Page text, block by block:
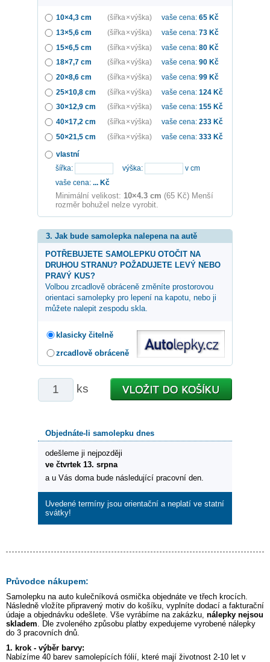
10×4,3 cm (šířka × výška) vaše cena: 65 Kč
13×5,6 cm
(šířka × výška) vaše cena: 73 Kč
15×6,5 cm
(šířka × výška) vaše cena: 80 Kč
18×7,7 cm
(šířka × výška) vaše cena: 90 Kč
20×8,6 cm
(šířka × výška) vaše cena: 99 Kč
25×10,8 cm
(šířka × výška) vaše cena: 124 Kč
30×12,9 cm
(šířka × výška) vaše cena: 155 Kč
40×17,2 cm
(šířka × výška) vaše cena: 233 Kč
50×21,5 cm
(šířka × výška) vaše cena: 333 Kč
vlastní
šířka:
výška:
v cm
vaše cena: ... Kč
Minimální velikost: 10×4.3 cm (65 Kč) Menší
rozměr bohužel nelze vyrobit.
3. Jak bude samolepka nalepena na autě
POTŘEBUJETE SAMOLEPKU OTOČIT NA
DRUHOU STRANU? POŽADUJETE LEVÝ NEBO
PRAVÝ KUS?
Volbou zrcadlově obráceně změníte prostorovou
orientaci samolepky pro lepení na kapotu, nebo ji
můžete nalepit zespodu skla.
klasicky čitelně
zrcadlově obráceně
ks
Objednáte-li samolepku dnes
odešleme ji nejpozději
ve čtvrtek 13. srpna
a u Vás doma bude následující pracovní den.
Uvedené termíny jsou orientační a neplatí ve statní
svátky!
Průvodce nákupem:
Samolepku na auto kulečníková osmičkaobjednáte ve třech krocích.
Následně vložíte připravený motiv do košíku, vyplníte dodací a fakturační
údaje a objednávku odešlete. Vše vyrábíme na zakázku, nálepky nejsou
skladem. Dle zvoleného způsobu platby expedujeme vyrobené nálepky
do 3 pracovních dnů.
1. krok - výběr barvy:
Nabízíme 40 barev samolepících fólií, které mají životnost 2-10 let v